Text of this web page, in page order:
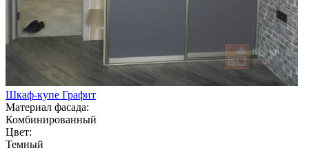
Шкаф-купе Графит
Материал фасада:
Комбинированный
Цвет:
Темный